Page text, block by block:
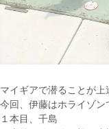
マイギアで潜ることが上
今回、伊藤はホライゾン
１本目、千島